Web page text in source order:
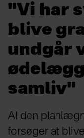
"Vi har
blive
undgår
samliv"
Al den
forsøger at